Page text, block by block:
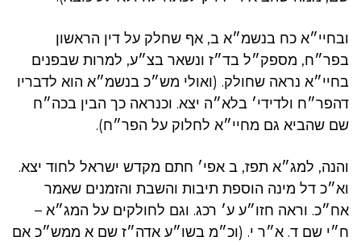
ובחיי״א כח בנשמ״א ב, אף שחלק על דין הראשון
בפר״ח, מספק״ל בד״ז ונשאר בצ״ע, למרות שבפנים
בחיי״א נראה שחולק. (ואולי מש״כ בנשמ״א הוא לדבריו
דהפר״ח ולדידי׳ בלא״ה יצא. וכנראה כך הבין בכה״ח
שם שהביא גם מחיי״א לחלוק על הפר״ח).
והנה, למג״א תפז, ב אפי׳ חתם מקדש ישראל לחוד יצא.
וא״כ דל מינה הוספת תיבות והשבת והזמנים שאמר
אח״כ. וראה חזו״ע ע׳ רכג. וגם לחולקים על המג״א –
ח״י שם ד. א״ר י. (וכ״מ בשו״ע אדה״ז שם א ממש״כ אם